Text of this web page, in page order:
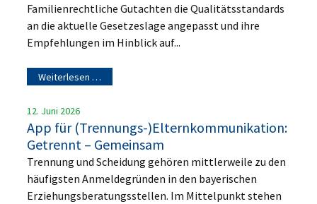
Familienrechtliche Gutachten die Qualitätsstandards
an die aktuelle Gesetzeslage angepasst und ihre
Empfehlungen im Hinblick auf...
Weiterlesen …
12. Juni 2026
App für (Trennungs-)Elternkommunikation:
Getrennt – Gemeinsam
Trennung und Scheidung gehören mittlerweile zu den
häufigsten Anmeldegründen in den bayerischen
Erziehungsberatungsstellen. Im Mittelpunkt stehen